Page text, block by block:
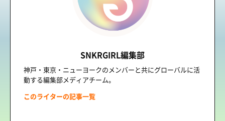
SNKRGIRL編集部
神戸・東京・ニューヨークのメンバーと共にグローバルに活
動する編集部メディアチーム。
このライターの記事一覧